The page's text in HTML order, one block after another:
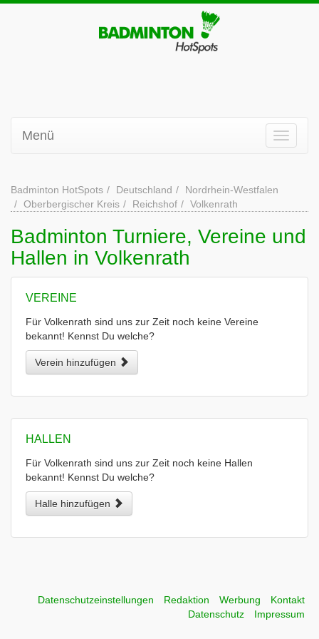
Menü
Badminton HotSpots Deutschland
Nordrhein-Westfalen
Oberbergischer Kreis
Reichshof Volkenrath
Badminton Turniere, Vereine und
Hallen in Volkenrath
VEREINE
Für Volkenrath sind uns zur Zeit noch keine Vereine
bekannt! Kennst Du welche?
Verein hinzufügen
HALLEN
Für Volkenrath sind uns zur Zeit noch keine Hallen
bekannt! Kennst Du welche?
Halle hinzufügen
Datenschutzeinstellungen Redaktion Werbung
Kontakt
Datenschutz
Impressum